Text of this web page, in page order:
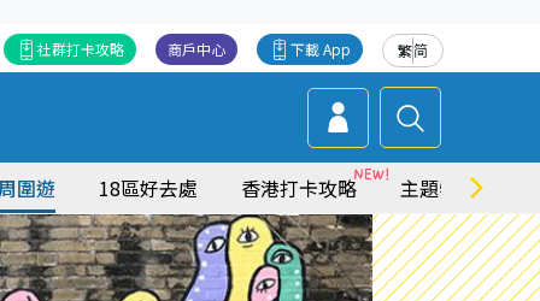
繁简
下載 App
商戶中心
社群打卡攻略
圍遊 18區好去處 香港打卡攻略 主題特集